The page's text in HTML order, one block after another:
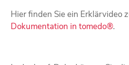
Hier finden Sie ein Erklärvideo
Dokumentation in tomedo®.